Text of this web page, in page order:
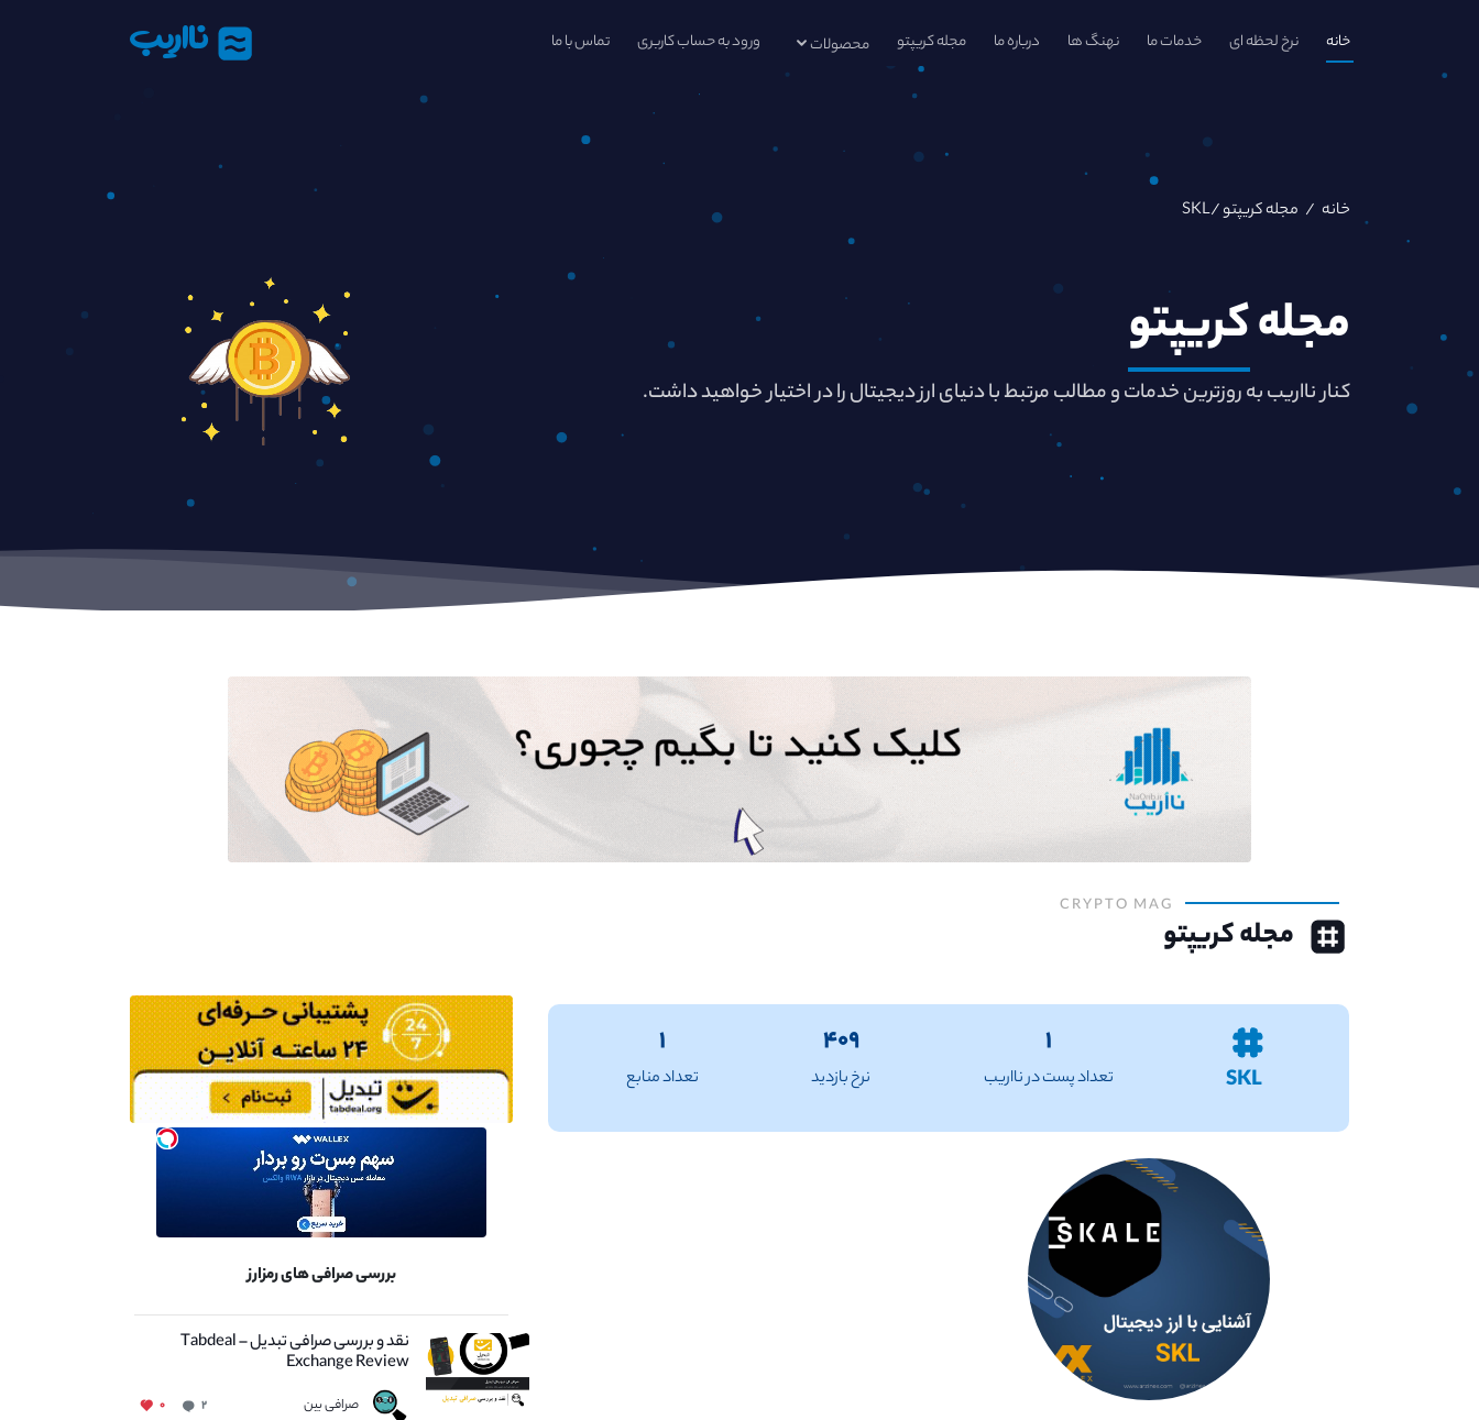
خانه نرخ لحظه ای خدمات ما نهنگ ها درباره ما مجله کریپتو محصولات ورود به حساب کاربری تماس با ما نااریب
خانه / مجله کریپتو/SKL
مجلهکریپتو
کنار نااریب به روزترین خدمات و مطالب مرتبط با دنیای ارز دیجیتال را در اختیار خواهید داشت.
CRYPTO MAG
مجله کریپتو
SKL
۱
تعداد پست در نااریب
۴۰۹
نرخ بازدید
۱
تعداد منابع
بررسی صرافی های رمزارز
نقد و بررسی صرافی تبدیل – Tabdeal
Exchange Review
صرافی بین ۲ ۰